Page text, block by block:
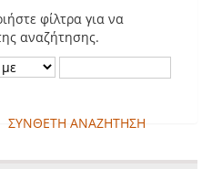
φίλτρα για να
αναζήτησης.
ΣΥΝΘΕΤΗ ΑΝΑΖΗΤΗΣΗ